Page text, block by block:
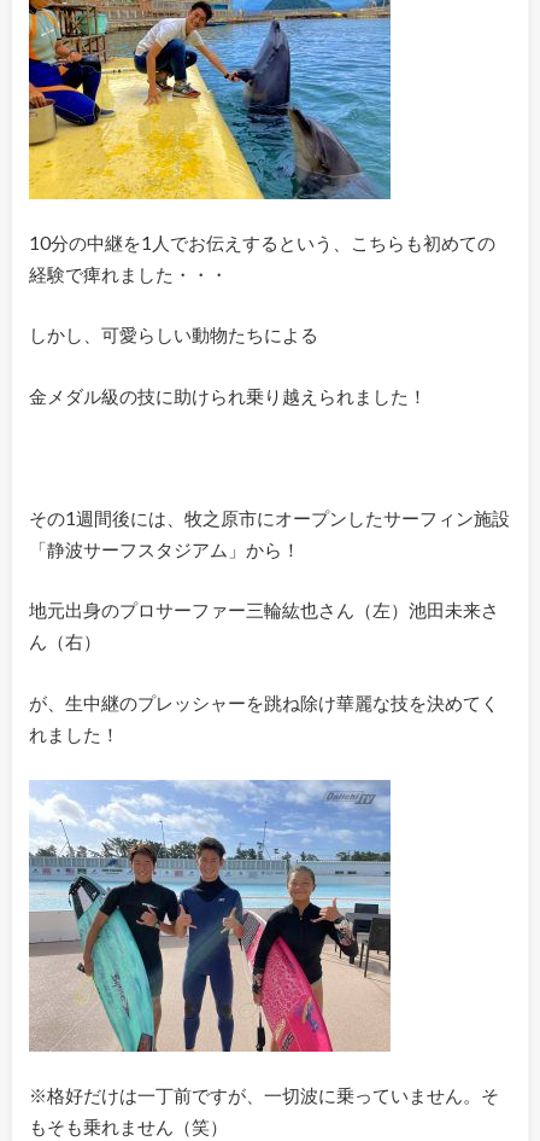
10分の中継を1人でお伝えするという、こちらも初めての
経験で痺れました・・・
しかし、可愛らしい動物たちによる
金メダル級の技に助けられ乗り越えられました！
その1週間後には、牧之原市にオープンしたサーフィン施設
「静波サーフスタジアム」から！
地元出身のプロサーファー三輪紘也さん（左）池田未来さ
ん（右）
が、生中継のプレッシャーを跳ね除け華麗な技を決めてく
れました！
※格好だけは一丁前ですが、一切波に乗っていません。そ
もそも乗れません（笑）